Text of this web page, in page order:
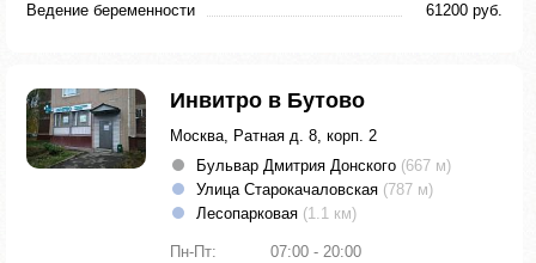
Ведение беременности
61200 руб.
Инвитро в Бутово
Москва, Ратная д. 8, корп. 2
Бульвар Дмитрия Донского (667 м)
Улица Старокачаловская (787 м)
Лесопарковая (1.1 км)
Пн-Пт:
07:00 - 20:00